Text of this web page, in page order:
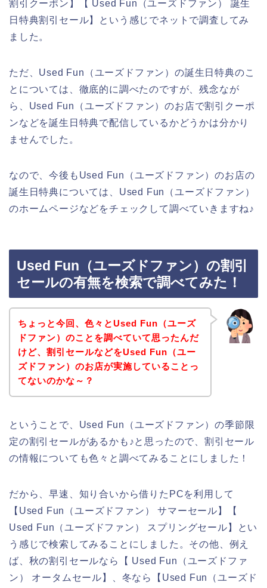
割引クーポン】【 Used Fun（ユーズドファン） 誕生
日特典割引セール】という感じでネットで調査してみ
ました。
ただ、Used Fun（ユーズドファン）の誕生日特典のこ
とについては、徹底的に調べたのですが、残念なが
ら、Used Fun（ユーズドファン）のお店で割引クーポ
ンなどを誕生日特典で配信しているかどうかは分かり
ませんでした。
なので、今後もUsed Fun（ユーズドファン）のお店の
誕生日特典については、Used Fun（ユーズドファン）
のホームページなどをチェックして調べていきますね♪
Used Fun（ユーズドファン）の割引
セールの有無を検索で調べてみた！
ちょっと今回、色々とUsed Fun（ユーズ
ドファン）のことを調べていて思ったんだ
けど、割引セールなどをUsed Fun（ユー
ズドファン）のお店が実施していることっ
てないのかな～？
ということで、Used Fun（ユーズドファン）の季節限
定の割引セールがあるかも♪と思ったので、割引セール
の情報についても色々と調べてみることにしました！
だから、早速、知り合いから借りたPCを利用して
【Used Fun（ユーズドファン） サマーセール】【
Used Fun（ユーズドファン） スプリングセール】とい
う感じで検索してみることにしました。その他、例え
ば、秋の割引セールなら【 Used Fun（ユーズドファ
ン） オータムセール】、冬なら【Used Fun（ユーズド